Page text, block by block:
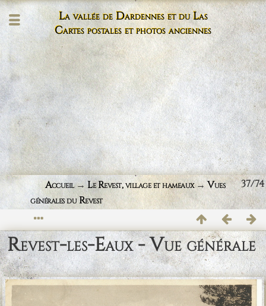
La vallée de Dardennes et du Las
Cartes postales et photos anciennes
37/74
Accueil→Le Revest, village et hameaux→Vues
générales du Revest
Revest-les-Eaux - Vue générale